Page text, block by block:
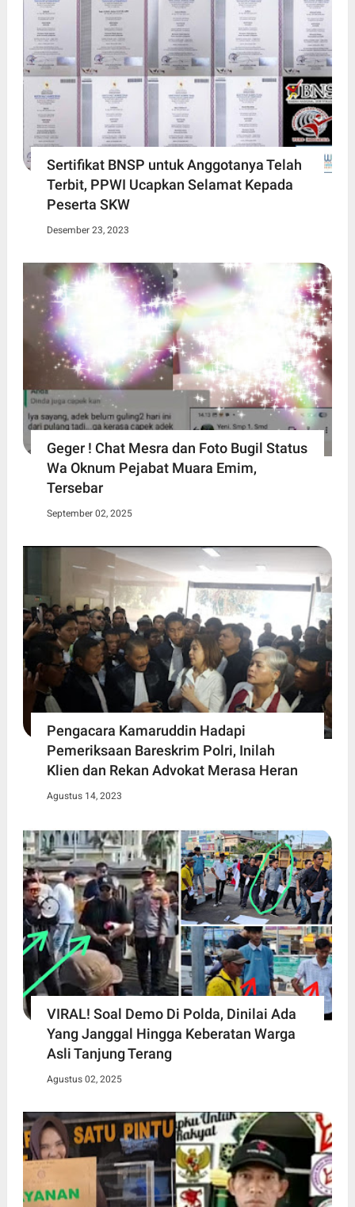
Sertifikat BNSP untuk Anggotanya Telah
Terbit, PPWI Ucapkan Selamat Kepada
Peserta SKW
Desember 23, 2023
Geger ! Chat Mesra dan Foto Bugil Status
Wa Oknum Pejabat Muara Emim,
Tersebar
September 02, 2025
Pengacara Kamaruddin Hadapi
Pemeriksaan Bareskrim Polri, Inilah
Klien dan Rekan Advokat Merasa Heran
Agustus 14, 2023
VIRAL! Soal Demo Di Polda, Dinilai Ada
Yang Janggal Hingga Keberatan Warga
Asli Tanjung Terang
Agustus 02, 2025